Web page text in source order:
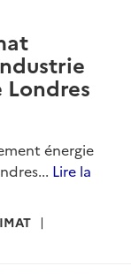
Londres
énergie
Lire la